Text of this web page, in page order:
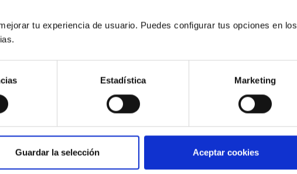
tu experiencia de usuario. Puedes configurar tus opciones en los
Estadística Marketing
Guardar la selección Aceptar cookies